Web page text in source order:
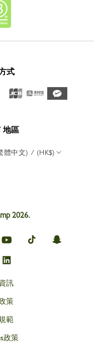
式
地區
體中文) / (HK$)
2026.
Longchamp
on
youtube
Longchamp
on
Longchamp
on
Longchamp
on
訊
策
範
政策